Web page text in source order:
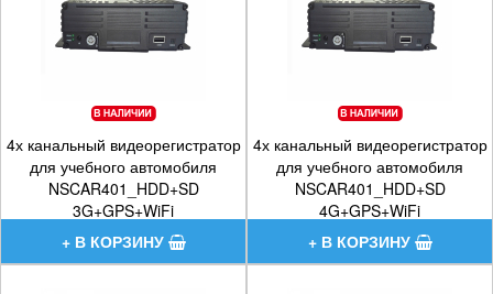
4х канальный видеорегистратор
для учебного автомобиля
NSCAR401_HDD+SD
3G+GPS+WiFi
24800 р.
4х канальный видеорегистратор
для учебного автомобиля
NSCAR401_HDD+SD
4G+GPS+WiFi
25600 р.